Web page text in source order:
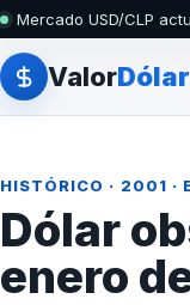
Mercado USD/CLP
ValorDólar
HISTÓRICO · 2001 ·
Dólar
enero